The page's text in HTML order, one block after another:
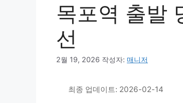
목포역 출발
선
2월 19, 2026 작성자: 매니저
최종 업데이트: 2026-02-14